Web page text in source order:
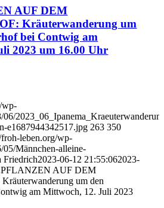
AUF DEM
Kräuterwanderung um
bei Contwig am
2023 um 16.00 Uhr
wp-
06/
e1687944342517.jpg 263 350
leben.org/wp-
05/Männchen-alleine-
Friedrich2023-06-12 21:55:062023-
AUF DEM
um den
am Mittwoch, 12. Juli 2023